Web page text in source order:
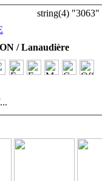
string(4) "3063"
/ Lanaudière
...